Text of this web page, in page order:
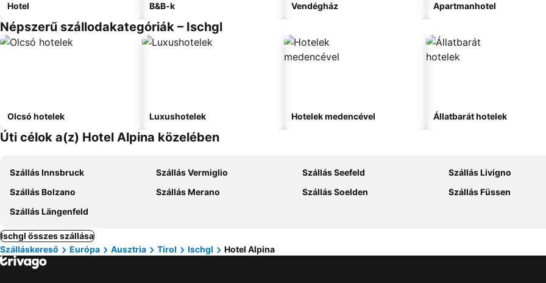
Hotel B&B-k Vendégház Apartmanhotel
Népszerű szállodakategóriák – Ischgl
Olcsó hotelek Luxushotelek Hotelek medencével Állatbarát hotelek
Úti célok a(z) Hotel Alpina közelében
Szállás Innsbruck Szállás Vermiglio Szállás Seefeld
Szállás Livigno
Szállás Bolzano
Szállás Merano Szállás Soelden
Szállás Füssen
Szállás Längenfeld
Ischgl összes szállása
Szálláskereső
Európa Ausztria Tirol Ischgl Hotel Alpina